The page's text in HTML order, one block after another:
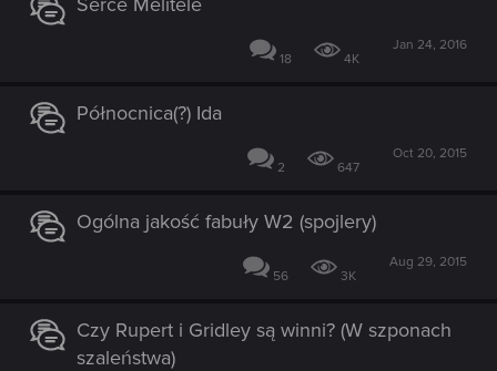
18 4K
Jan 24, 2016
Północnica(?) Ida
2 647
Oct 20, 2015
Ogólna jakość fabuły W2 (spojlery)
56 3K
Aug 29, 2015
Czy Rupert i Gridley są winni? (W szponach
szaleństwa)